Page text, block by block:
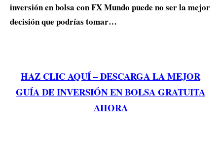
inversión en bolsa con FX Mundo puede no ser la mejor
decisión que podrías tomar…
HAZ CLIC AQUÍ – DESCARGA LA MEJOR
GUÍA DE INVERSIÓN EN BOLSA GRATUITA
AHORA